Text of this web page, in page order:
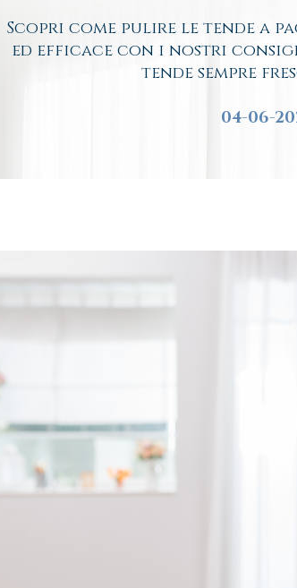
Scopri come pulire le tende a
ed efficace con i nostri
tende sempre
04-06-